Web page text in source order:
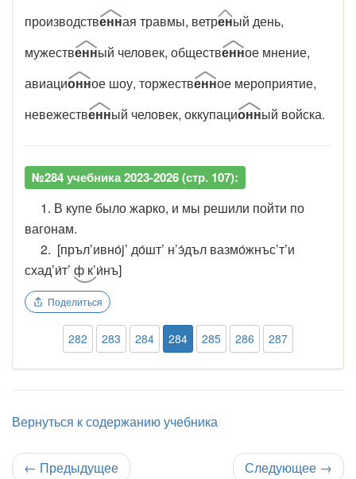
производственная травмы, ветреный день,
мужественный человек, общественное мнение,
авиационное шоу, торжественное мероприятие,
невежественный человек, оккупационный войска.
№284 учебника 2023-2026 (стр. 107):
1. В купе было жарко, и мы решили пойти по
вагонам.
2. [пръл’ивно́j’ до́шт’ н’э́дъл вазмо́жнъс’т’и
схад’и́т’ ф к’и́нъ]
Поделиться
282 283 284 284 285 286 287
Вернуться к содержанию учебника
← Предыдущее Следующее →